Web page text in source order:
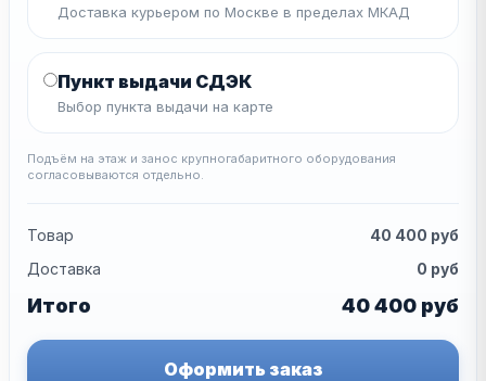
Доставка курьером по Москве в пределах МКАД
Пункт выдачи СДЭК
Выбор пункта выдачи на карте
Подъём на этаж и занос крупногабаритного оборудования
согласовываются отдельно.
Товар 40 400 руб
Доставка
0 руб
Итого 40 400 руб
Оформить заказ